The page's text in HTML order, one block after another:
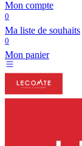
Mon compte
0
Ma liste de souhaits
0
Mon panier